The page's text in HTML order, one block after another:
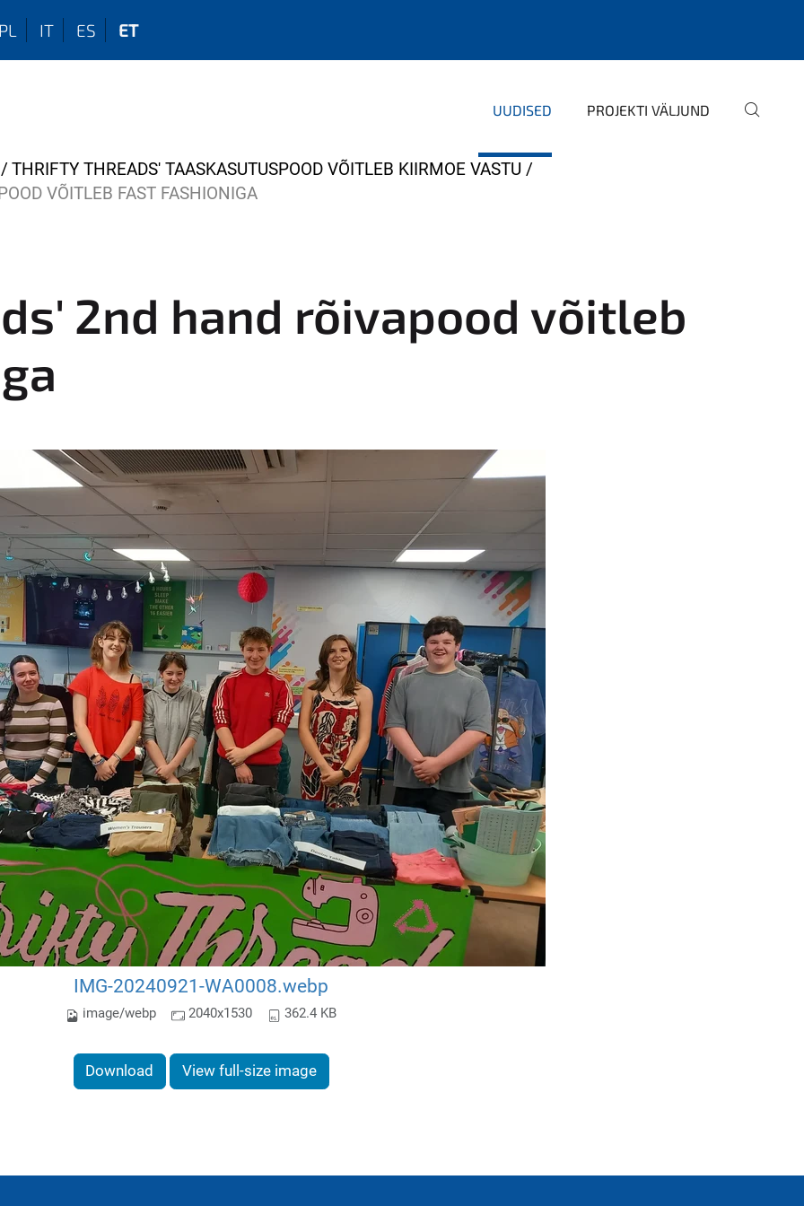
IT ES ET
UUDISED PROJEKTI VÄLJUND
THRIFTY THREADS' TAASKASUTUSPOOD VÕITLEB KIIRMOE VASTU
VÕITLEB FAST FASHIONIGA
2nd hand rõivapood võitleb
IMG-20240921-WA0008.webp
image/webp 2040x1530 362.4 KB
Download View full-size image